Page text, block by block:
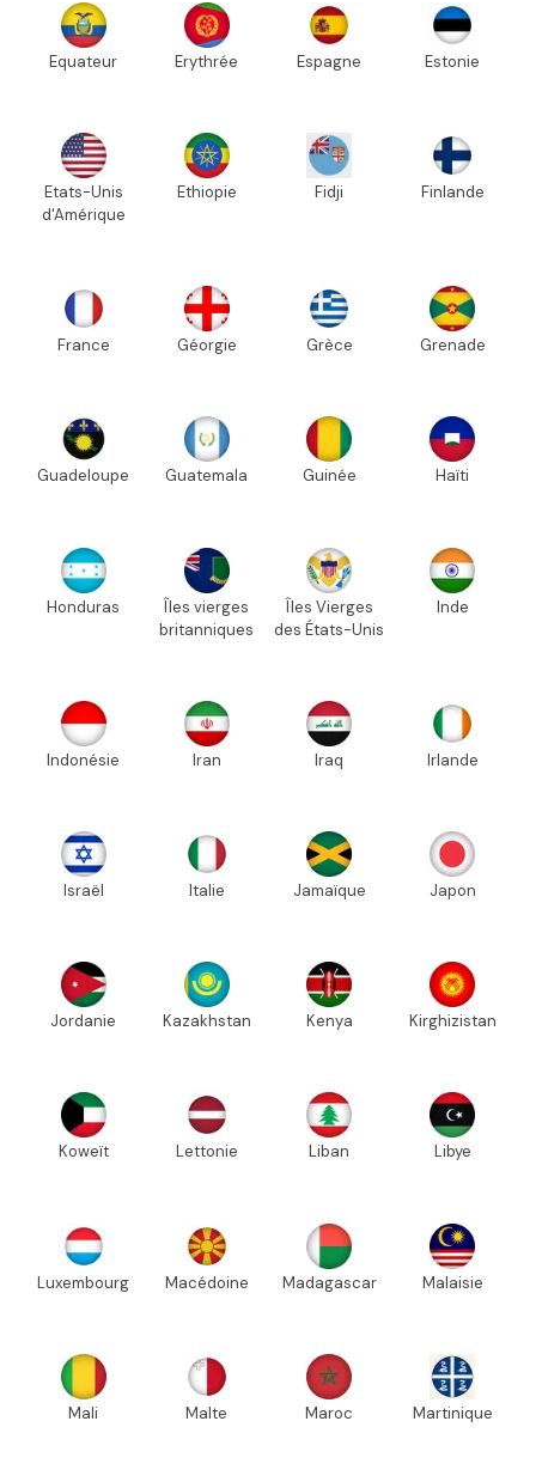
Equateur Erythrée Espagne Estonie
Etats-Unis
d'Amérique
Ethiopie Fidji Finlande
France Géorgie Grèce Grenade
Guadeloupe Guatemala Guinée Haïti
Honduras
Îles vierges
britanniques
Îles Vierges
des États-Unis
Inde
Indonésie Iran Iraq Irlande
Israël Italie Jamaïque Japon
Jordanie Kazakhstan Kenya Kirghizistan
Koweït Lettonie Liban Libye
Luxembourg Macédoine Madagascar Malaisie
Mali Malte Maroc Martinique